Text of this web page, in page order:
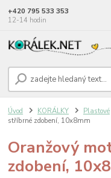
+420 795 533 353
12-14 hodin
Úvod KORÁLKY Plastové
stříbrné zdobení, 10x8mm
Oranžový
zdobení,